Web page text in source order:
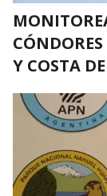
Y COSTA